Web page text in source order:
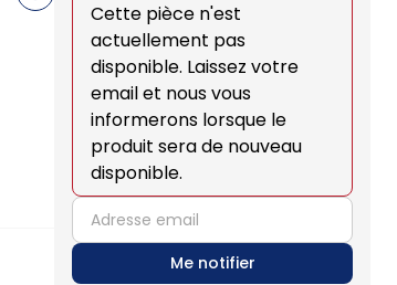
Cette pièce n'est
actuellement pas
disponible. Laissez votre
email et nous vous
informerons lorsque le
produit sera de nouveau
disponible.
email
Me notifier